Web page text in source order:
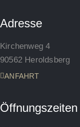
Adresse
Kirchenweg 4
90562 Heroldsberg
ANFAHRT
Öffnungszeiten